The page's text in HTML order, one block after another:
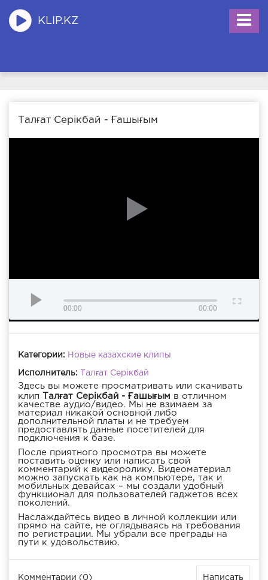
KLIP.KZ
Талғат Серікбай - Ғашығым
00:00 00:00
Категории: Новые казахские клипы
Исполнитель: Талғат Серікбай
Здесь вы можете просматривать или скачивать
клип
Талғат Серікбай - Ғашығым в отличном
качестве аудио/видео. Мы не взимаем за
материал никакой основной либо
дополнительной платы и не требуем
предоставлять данные посетителей для
подключения к базе.
После приятного просмотра вы можете
поставить оценку или написать свой
комментарий к видеоролику. Видеоматериал
можно запускать как на компьютере, так и
мобильных девайсах – мы создали удобный
функционал для пользователей гаджетов всех
поколений.
Наслаждайтесь видео в личной коллекции или
прямо на сайте, не оглядываясь на требования
по регистрации. Мы убрали все преграды на
пути к удовольствию.
Комментарии (0) Написать